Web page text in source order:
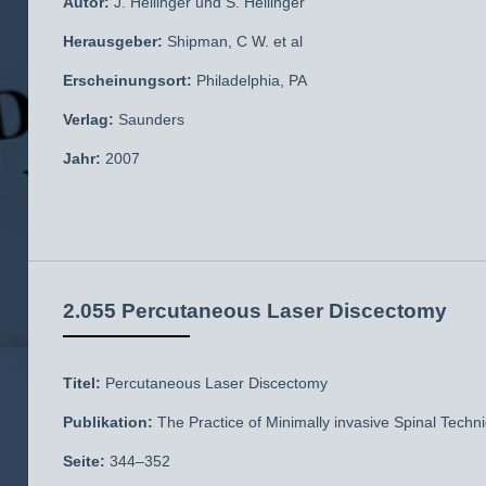
Herausgeber: Shipman, C W. et al
Erscheinungsort: Philadelphia, PA
Verlag: Saunders
Jahr: 2007
2.055 Percutaneous Laser Discectomy
Titel: Percutaneous Laser Discectomy
Publikation: The Practice of Minimally invasive Spinal
Seite: 344–352